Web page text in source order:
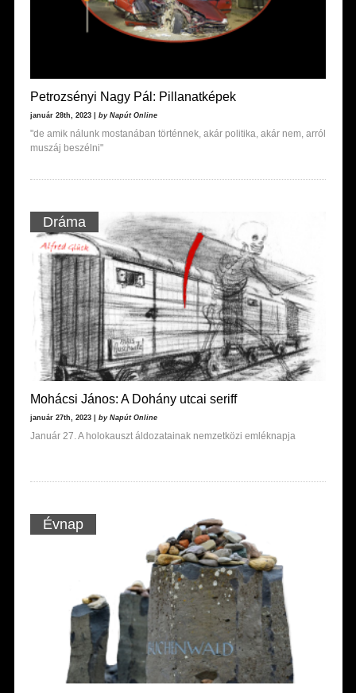
Petrozsényi Nagy Pál: Pillanatképek
január 28th, 2023 | by Napút Online
"de amik nálunk mostanában történnek, akár politika, akár nem, arról
muszáj beszélni"
Dráma
Mohácsi János: A Dohány utcai seriff
január 27th, 2023 | by Napút Online
Január 27. A holokauszt áldozatainak nemzetközi emléknapja
Évnap